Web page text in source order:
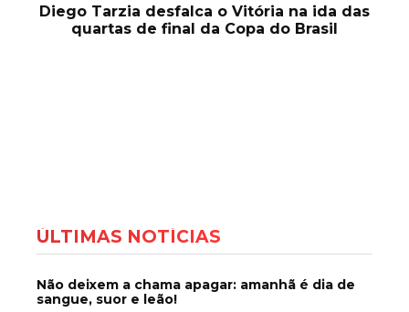
Diego Tarzia desfalca o Vitória na ida das
quartas de final da Copa do Brasil
ÚLTIMAS NOTÍCIAS
Não deixem a chama apagar: amanhã é dia de
sangue, suor e leão!